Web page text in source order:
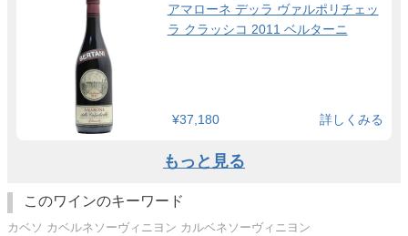
アマローネ デッラ ヴァルポリチェッ
ラ クラッシコ 2011 ベルターニ
¥37,180 詳しくみる
もっと見る
このワインのキーワード
カベソ カベルネソーヴィニヨン カルベネソーヴィニヨン